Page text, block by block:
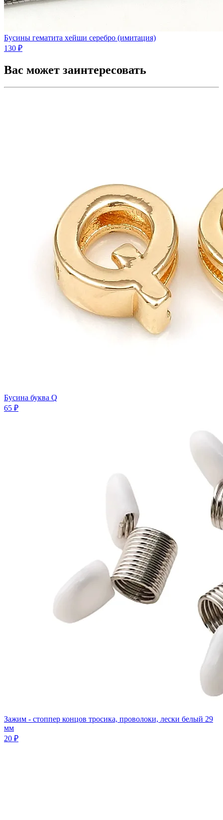
Бусины гематита хейши серебро (имитация)
130 ₽
Вас может заинтересовать
Бусина буква Q
65 ₽
Зажим - стоппер концов тросика, проволоки, лески белый 29
мм
20 ₽